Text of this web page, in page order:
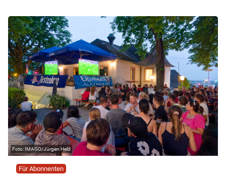
IMAGO/Jürgen Held
Für Abonnenten